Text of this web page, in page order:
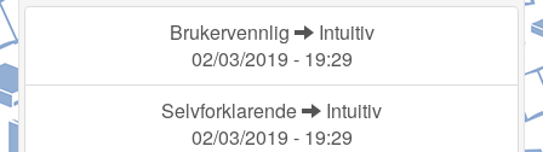
Brukervennlig
Intuitiv
02/03/2019 - 19:29
Selvforklarende
Intuitiv
02/03/2019 - 19:29